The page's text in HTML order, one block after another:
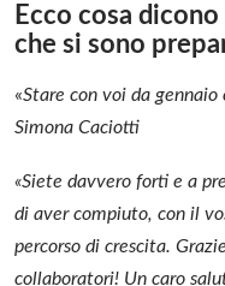
Ecco cosa
che si sono
«Stare con voi da
Simona Caciotti
«Siete davvero forti e a
di aver compiuto, con il
percorso di crescita.
collaboratori! Un caro